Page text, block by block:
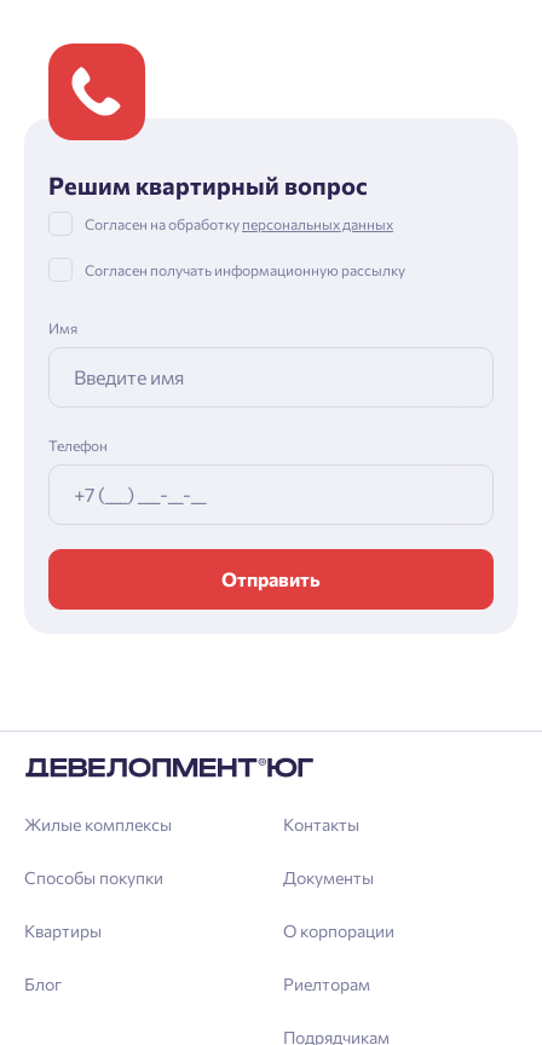
Решим квартирный вопрос
Согласен на обработку персональных данных
Согласен получать информационную рассылку
Имя
Телефон
Отправить
Жилые комплексы
Способы покупки
Квартиры
Блог
Контакты
Документы
О корпорации
Риелторам
Подрядчикам